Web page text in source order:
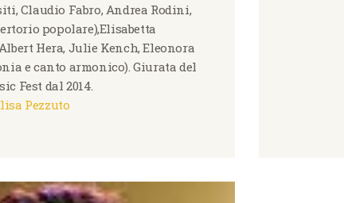
Claudio Fabro, Andrea Rodini,
popolare),Elisabetta
Hera, Julie Kench, Eleonora
e canto armonico). Giurata del
Fest dal 2014.
Pezzuto